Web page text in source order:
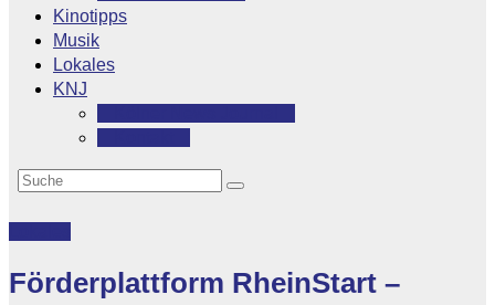
Kinotipps
Musik
Lokales
KNJ
Förderplattform RheinStart –